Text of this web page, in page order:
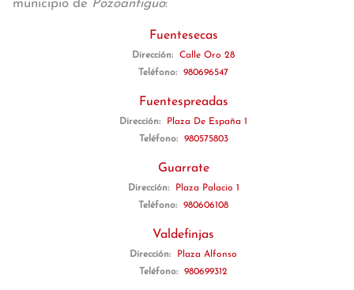
municipio de Pozoantiguo:
Fuentesecas
Dirección:
Calle Oro 28
Teléfono:
980696547
Fuentespreadas
Dirección:
Plaza De España 1
Teléfono:
980575803
Guarrate
Dirección:
Plaza Palacio 1
Teléfono:
980606108
Valdefinjas
Dirección:
Plaza Alfonso
Teléfono:
980699312